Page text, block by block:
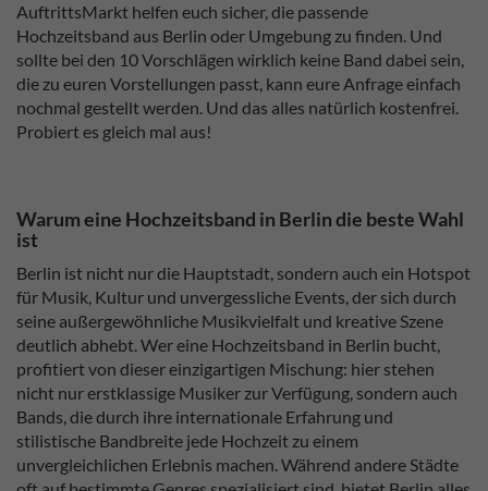
AuftrittsMarkt helfen euch sicher, die passende
Hochzeitsband aus Berlin oder Umgebung zu finden. Und
sollte bei den 10 Vorschlägen wirklich keine Band dabei sein,
die zu euren Vorstellungen passt, kann eure Anfrage einfach
nochmal gestellt werden. Und das alles natürlich kostenfrei.
Probiert es gleich mal aus!
Warum eine Hochzeitsband in Berlin die beste Wahl
ist
Berlin ist nicht nur die Hauptstadt, sondern auch ein Hotspot
für Musik, Kultur und unvergessliche Events, der sich durch
seine außergewöhnliche Musikvielfalt und kreative Szene
deutlich abhebt. Wer eine Hochzeitsband in Berlin bucht,
profitiert von dieser einzigartigen Mischung: hier stehen
nicht nur erstklassige Musiker zur Verfügung, sondern auch
Bands, die durch ihre internationale Erfahrung und
stilistische Bandbreite jede Hochzeit zu einem
unvergleichlichen Erlebnis machen. Während andere Städte